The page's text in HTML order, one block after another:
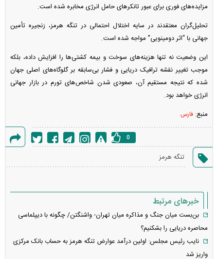
مزایده‌های فوری برای عبور تانکرهای حامل انرژی مخابره شده است.
تحلیل‌گران معتقدند در سایه اختلال احتمالی در تنگه هرمز، زنجیره تأمین
جهانی با “اثر دومینویی” مواجه شده است.
این وضعیت نه تنها هزینه‌های سوخت و بیمه کشتی‌ها را افزایش داده، بلکه
موجب تغییر نقشه ترافیک دریایی و فشار بی‌سابقه بر گلوگاه‌های اصلی جهان
شده که نتیجه مستقیم آن، صعودی شدن شاخص‌های تورم در بازار جهانی
انرژی خواهد بود.
منبع: فارس
خطا
0
تنگه هرمز
خبرهای مرتبط
بن‌بست میان جنگ و مذاکره میان تهران- واشنگتن/ چگونه با دیپلماسی
محاصره دریایی را بشکنیم؟
نایب رئیس مجلس: اولین درآمد عوارض تنگه هرمز به حساب بانک مرکزی
واریز شد